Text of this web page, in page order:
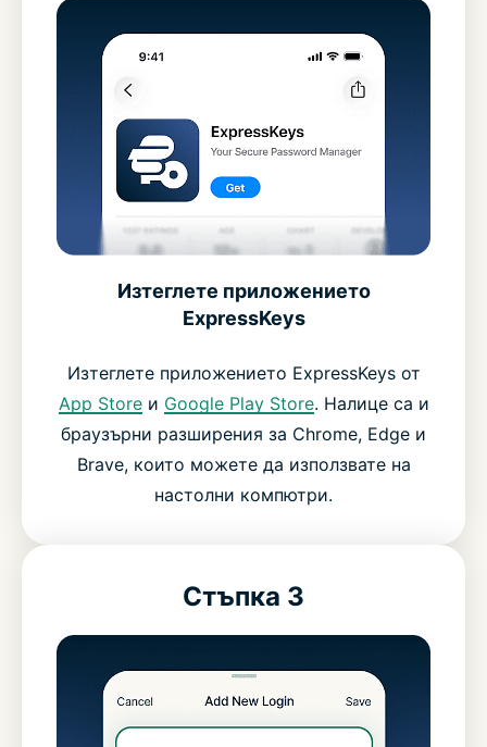
Изтеглете приложението
ExpressKeys
Изтеглете приложението ExpressKeys от
App Storeи Google Play Store. Налице са и
браузърни разширения за Chrome, Edge и
Brave, които можете да използвате на
настолни компютри.
Стъпка 3